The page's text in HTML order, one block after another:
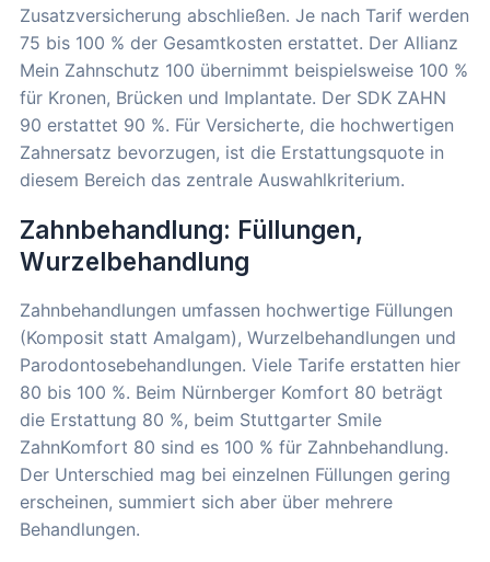
Zusatzversicherung abschließen. Je nach Tarif werden
75 bis 100 % der Gesamtkosten erstattet. Der Allianz
Mein Zahnschutz 100 übernimmt beispielsweise 100 %
für Kronen, Brücken und Implantate. Der SDK ZAHN
90 erstattet 90 %. Für Versicherte, die hochwertigen
Zahnersatz bevorzugen, ist die Erstattungsquote in
diesem Bereich das zentrale Auswahlkriterium.
Zahnbehandlung: Füllungen,
Wurzelbehandlung
Zahnbehandlungen umfassen hochwertige Füllungen
(Komposit statt Amalgam), Wurzelbehandlungen und
Parodontosebehandlungen. Viele Tarife erstatten hier
80 bis 100 %. Beim Nürnberger Komfort 80 beträgt
die Erstattung 80 %, beim Stuttgarter Smile
ZahnKomfort 80 sind es 100 % für Zahnbehandlung.
Der Unterschied mag bei einzelnen Füllungen gering
erscheinen, summiert sich aber über mehrere
Behandlungen.